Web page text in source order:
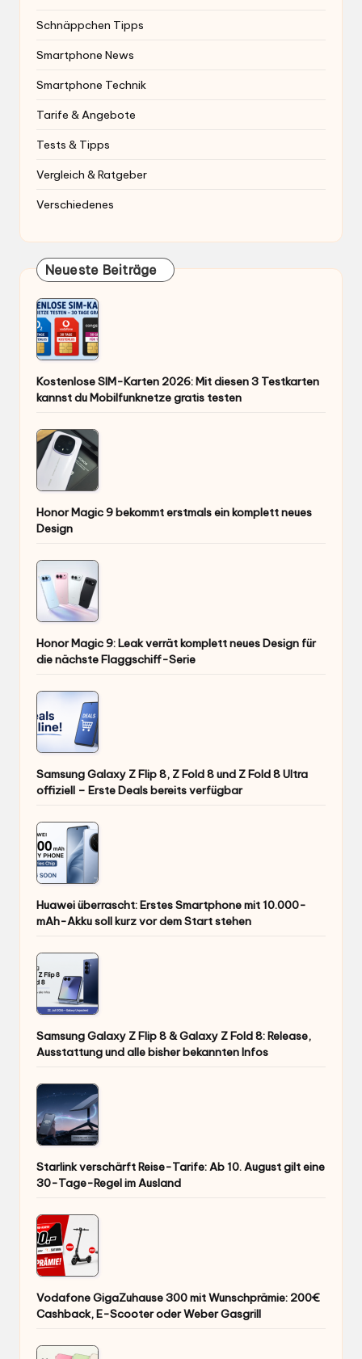
Schnäppchen Tipps
Smartphone News
Smartphone Technik
Tarife & Angebote
Tests & Tipps
Vergleich & Ratgeber
Verschiedenes
Neueste Beiträge
Kostenlose SIM-Karten 2026: Mit diesen 3 Testkarten
kannst du Mobilfunknetze gratis testen
Honor Magic 9 bekommt erstmals ein komplett neues
Design
Honor Magic 9: Leak verrät komplett neues Design für
die nächste Flaggschiff-Serie
Samsung Galaxy Z Flip 8, Z Fold 8 und Z Fold 8 Ultra
offiziell – Erste Deals bereits verfügbar
Huawei überrascht: Erstes Smartphone mit 10.000-
mAh-Akku soll kurz vor dem Start stehen
Samsung Galaxy Z Flip 8 & Galaxy Z Fold 8: Release,
Ausstattung und alle bisher bekannten Infos
Starlink verschärft Reise-Tarife: Ab 10. August gilt eine
30-Tage-Regel im Ausland
Vodafone GigaZuhause 300 mit Wunschprämie: 200€
Cashback, E-Scooter oder Weber Gasgrill